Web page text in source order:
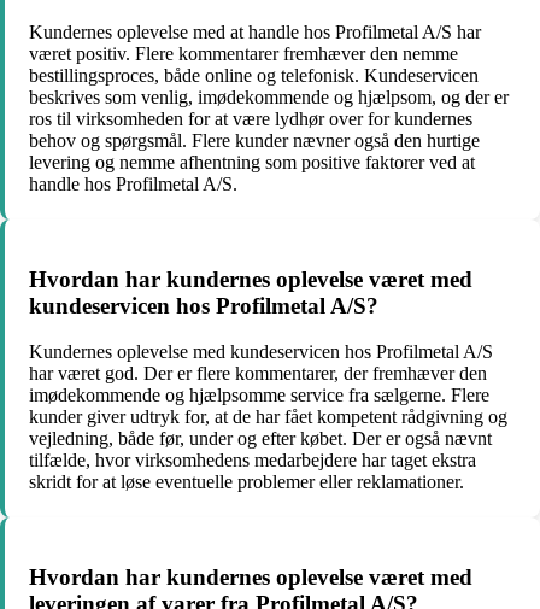
Kundernes oplevelse med at handle hos Profilmetal A/S har
været positiv. Flere kommentarer fremhæver den nemme
bestillingsproces, både online og telefonisk. Kundeservicen
beskrives som venlig, imødekommende og hjælpsom, og der er
ros til virksomheden for at være lydhør over for kundernes
behov og spørgsmål. Flere kunder nævner også den hurtige
levering og nemme afhentning som positive faktorer ved at
handle hos Profilmetal A/S.
Hvordan har kundernes oplevelse været med
kundeservicen hos Profilmetal A/S?
Kundernes oplevelse med kundeservicen hos Profilmetal A/S
har været god. Der er flere kommentarer, der fremhæver den
imødekommende og hjælpsomme service fra sælgerne. Flere
kunder giver udtryk for, at de har fået kompetent rådgivning og
vejledning, både før, under og efter købet. Der er også nævnt
tilfælde, hvor virksomhedens medarbejdere har taget ekstra
skridt for at løse eventuelle problemer eller reklamationer.
Hvordan har kundernes oplevelse været med
leveringen af varer fra Profilmetal A/S?